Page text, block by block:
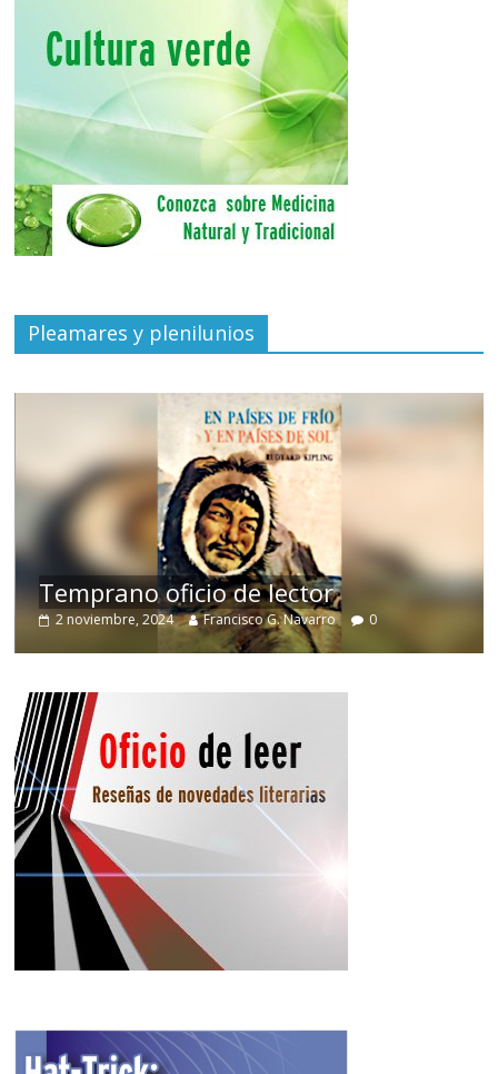
Pleamares y plenilunios
Temprano oficio de lector
2 noviembre, 2024 Francisco G. Navarro 0